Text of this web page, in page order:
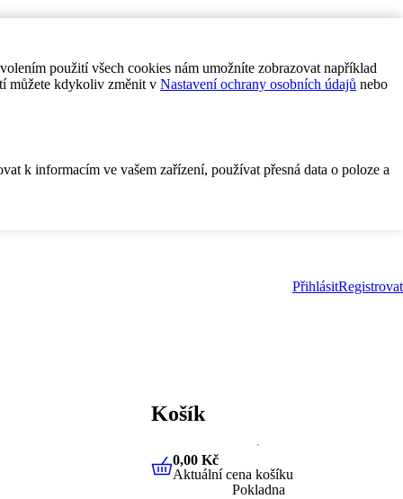
použití všech cookies nám umožníte zobrazovat například
můžete kdykoliv změnit v Nastavení ochrany osobních údajů nebo
k informacím ve vašem zařízení, používat přesná data o poloze a
PřihlásitRegistrovat
Košík
0,00 KčAktuální cena košíku
0,00 Kč
Aktuální cena košíku
Pokladna